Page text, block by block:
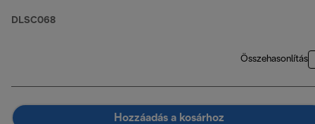
DLSC068
Összehasonlítás
Hozzáadás a kosárhoz